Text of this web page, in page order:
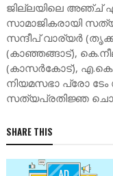
ജില്ലയിലെ അഞ്ച്
സാമാജികരായി
സന്ദീപ് വാര്യർ
(കാഞ്ഞങ്ങാട്),
(കാസർകോട്),
നിയമസഭാ പ്രോ
സത്യപ്രതിജ്ഞ
SHARE THIS